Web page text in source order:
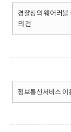
경찰청의 웨어러블
의 건
정보통신서비스 이